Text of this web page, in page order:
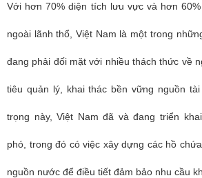
Với hơn 70% diện tích lưu vực và hơn
ngoài lãnh thổ, Việt Nam là một trong
đang phải đối mặt với nhiều thách thức về
tiêu quản lý, khai thác bền vững nguồn
trọng này, Việt Nam đã và đang triển
phó, trong đó có việc xây dựng các hồ
nguồn nước để điều tiết đảm bảo nhu cầu